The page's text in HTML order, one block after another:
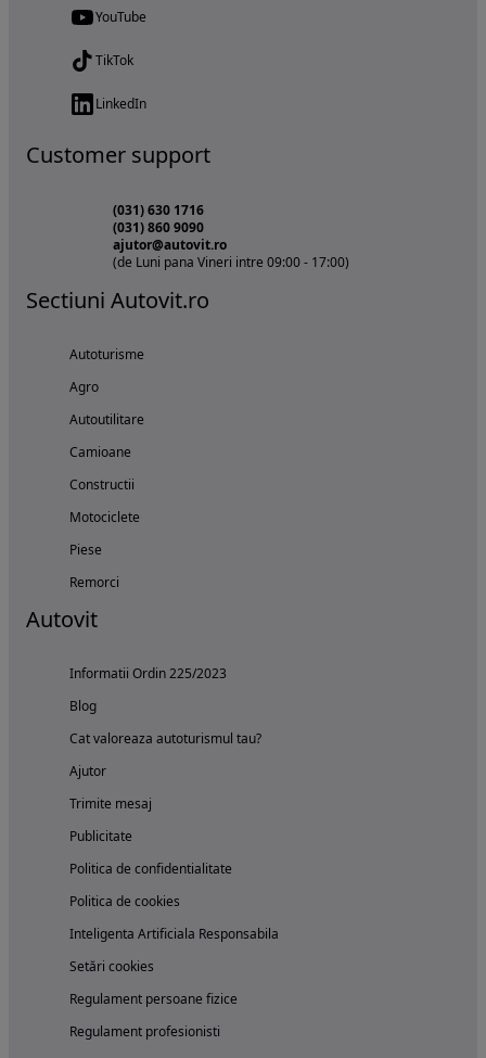
YouTube
TikTok
LinkedIn
Customer support
(031) 630 1716
(031) 860 9090
ajutor@autovit.ro
(de Luni pana Vineri intre 09:00 - 17:00)
Sectiuni Autovit.ro
Autoturisme
Agro
Autoutilitare
Camioane
Constructii
Motociclete
Piese
Remorci
Autovit
Informatii Ordin 225/2023
Blog
Cat valoreaza autoturismul tau?
Ajutor
Trimite mesaj
Publicitate
Politica de confidentialitate
Politica de cookies
Inteligenta Artificiala Responsabila
Setări cookies
Regulament persoane fizice
Regulament profesionisti